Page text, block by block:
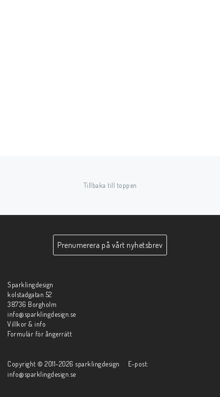
Tillbaka till toppen
Prenumerera på vårt nyhetsbrev
Sparklingdesign
kolstadgatan 52
38736 Borgholm
info@sparklingdesign.se
Villkor & info
Formulär för ångerrätt
Copyright © 2011-2026 sparklingdesign E-post:
info@sparklingdesign.se